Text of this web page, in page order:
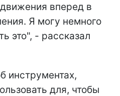
вперед в
Я могу немного
это", - рассказал
инструментах,
для, чтобы